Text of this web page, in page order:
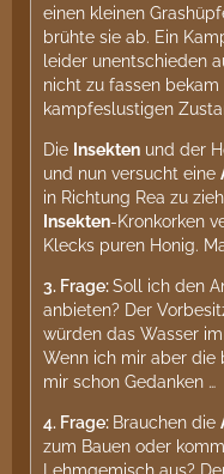
einen kleinen
brühte sie ab. Ein
leider unentschieden
nicht zu fassen
kampfeslustigen
Die Insekten und der
und nun versucht eine
in Richtung Rea zu
Insekten-Kronkorken
Klecks puren Honig.
3. Frage:Soll ich den
anbieten? Der
würden das Wasser
Wenn ich mir aber die
mir schon Gedanken …
4. Frage: Brauchen die
zum Bauen oder